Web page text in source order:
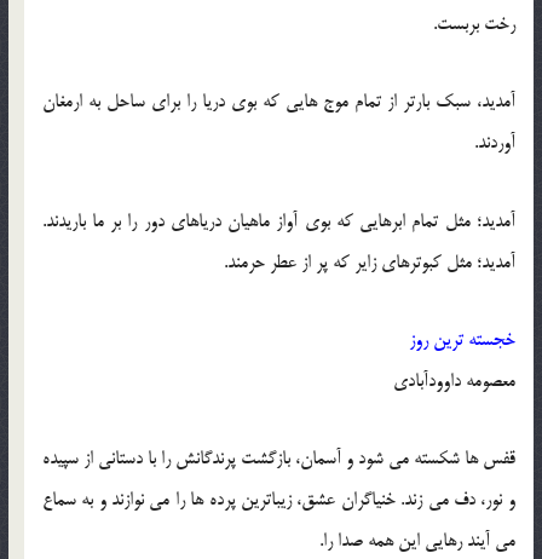
رخت بربست.
آمدید، سبک بارتر از تمام موج هایی که بوی دریا را برای ساحل به ارمغان
آوردند.
آمدید؛ مثل تمام ابرهایی که بوی آواز ماهیان دریاهای دور را بر ما باریدند.
آمدید؛ مثل کبوترهای زایر که پر از عطر حرمند.
خجسته ترین روز
معصومه داوودآبادی
قفس ها شکسته می شود و آسمان، بازگشت پرندگانش را با دستانی از سپیده
و نور، دف می زند. خنیاگران عشق، زیباترین پرده ها را می نوازند و به سماع
می آیند رهایی این همه صدا را.